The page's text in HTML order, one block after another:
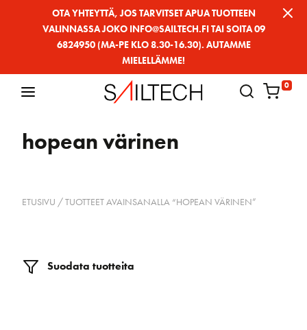
OTA YHTEYTTÄ, JOS TARVITSET APUA TUOTTEEN
VALINNASSA JOKO INFO@SAILTECH.FI TAI SOITA 09
6824950 (MA-PE KLO 8.30-16.30). AUTAMME
MIELELLÄMME!
0
hopean värinen
ETUSIVU / TUOTTEET AVAINSANALLA “HOPEAN VÄRINEN”
Suodata tuotteita